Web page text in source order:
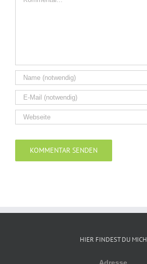
HIER FINDEST DU MICH
Adresse